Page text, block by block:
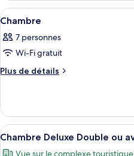
chambre :
Chambre
type
de
Chambre
Afficher
toutes
les
photos
pour
de
chambre :
Chambre
7
Chambre
7 personnes
Wi-Fi gratuit
Plus de détails
Plus
le
type
de
Afficher
toutes
9
Chambre Deluxe Double ou
Vue sur le complexe touristique